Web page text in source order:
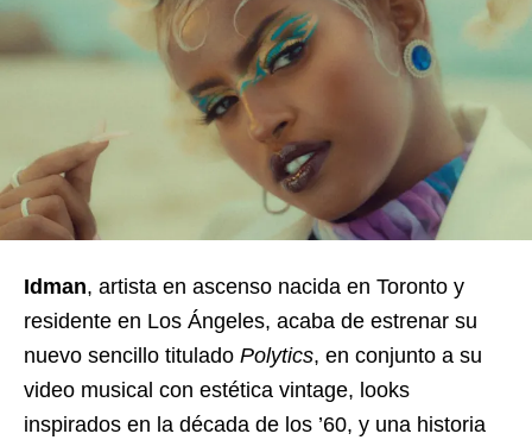
Idman, artista en ascenso nacida en Toronto y
residente en Los Ángeles, acaba de estrenar su
nuevo sencillo titulado Polytics, en conjunto a su
video musical con estética vintage, looks
inspirados en la década de los ’60, y una historia